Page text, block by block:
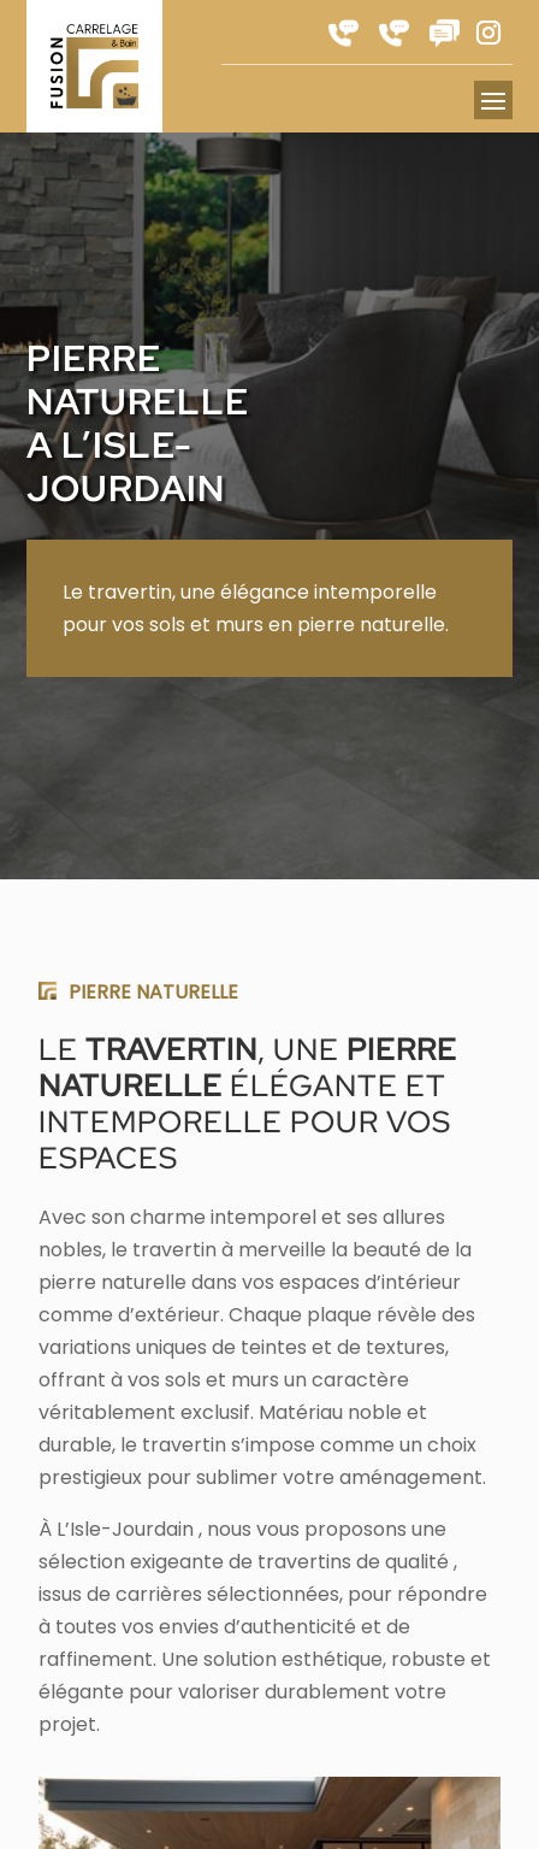
PIERRE
NATURELLE
A L’ISLE-
JOURDAIN
Le travertin, une élégance intemporelle
pour vos sols et murs en pierre naturelle.
PIERRE NATURELLE
LETRAVERTIN, UNE PIERRE
NATURELLE ÉLÉGANTE ET
INTEMPORELLE POUR VOS
ESPACES
Avec son charme intemporel et ses allures
nobles, le travertin à merveille la beauté de la
pierre naturelle dans vos espaces d’intérieur
comme d’extérieur. Chaque plaque révèle des
variations uniques de teintes et de textures,
offrant à vos sols et murs un caractère
véritablement exclusif. Matériau noble et
durable, le travertin s’impose comme un choix
prestigieux pour sublimer votre aménagement.
À L’Isle-Jourdain , nous vous proposons une
sélection exigeante de travertins de qualité ,
issus de carrières sélectionnées, pour répondre
à toutes vos envies d’authenticité et de
raffinement. Une solution esthétique, robuste et
élégante pour valoriser durablement votre
projet.